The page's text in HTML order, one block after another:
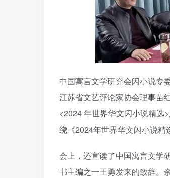
中国寓言文学研究会闪小说专
江苏省文艺评论家协会理事
<2024 年世界华文闪小说精选
绕《2024年世界华文闪小说精
会上，还宣读了中国寓言文学
书主编之一王勇发来的致辞。